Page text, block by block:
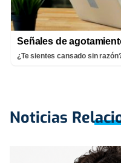
Señales de
¿Te sientes cansado sin
Noticias